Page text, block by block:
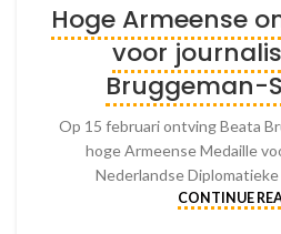
Hoge Armeense
voor
Bruggeman-
Op 15 februari ontving Beata
hoge Armeense Medaille
Nederlandse
CONTINUE